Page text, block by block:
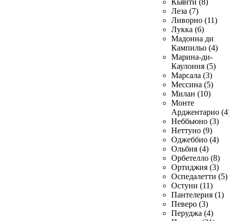
Кьянти (8)
Леза (7)
Ливорно (11)
Лукка (6)
Мадонна ди
Кампильо (4)
Марина-ди-
Каулония (5)
Марсала (3)
Мессина (5)
Милан (10)
Монте
Арджентарио
Неббьюно (3)
Неттуно (9)
Оджеббио (4)
Ольбия (4)
Орбетелло (8)
Ортиджия (3)
Оспедалетти (5)
Остуни (11)
Пантелерия (1)
Певеро (3)
Перуджа (4)